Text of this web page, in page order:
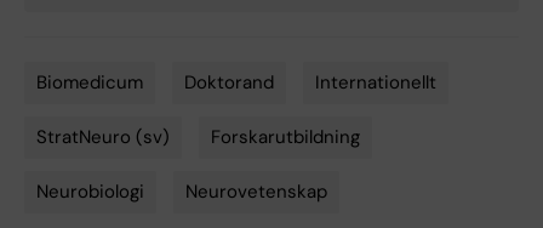
Biomedicum Doktorand Internationellt
StratNeuro (sv) Forskarutbildning
Neurobiologi Neurovetenskap